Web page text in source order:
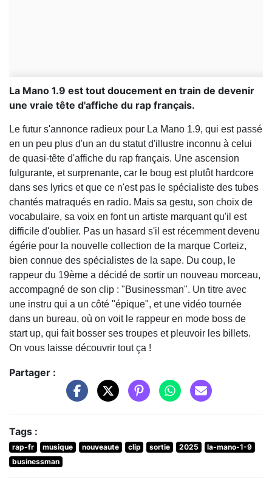
La Mano 1.9 est tout doucement en train de devenir
une vraie tête d'affiche du rap français.
Le futur s'annonce radieux pour La Mano 1.9, qui est passé
en un peu plus d'un an du statut d'illustre inconnu à celui
de quasi-tête d'affiche du rap français. Une ascension
fulgurante, et surprenante, car le boug est plutôt hardcore
dans ses lyrics et que ce n'est pas le spécialiste des tubes
chantés matraqués en radio. Mais sa gestu, son choix de
vocabulaire, sa voix en font un artiste marquant qu'il est
difficile d'oublier. Pas un hasard s'il est récemment devenu
égérie pour la nouvelle collection de la marque Corteiz,
bien connue des spécialistes de la sape. Du coup, le
rappeur du 19ème a décidé de sortir un nouveau morceau,
accompagné de son clip : "Businessman". Un titre avec
une instru qui a un côté "épique", et une vidéo tournée
dans un bureau, où on voit le rappeur en mode boss de
start up, qui fait bosser ses troupes et pleuvoir les billets.
On vous laisse découvrir tout ça !
Partager :
Tags :
rap-fr musique nouveaute clip sortie 2025
la-mano-1-9
businessman